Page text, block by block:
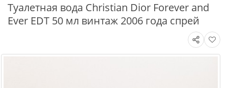
Туалетная вода Christian Dior Forever and
Ever EDT 50 мл винтаж 2006 года спрей